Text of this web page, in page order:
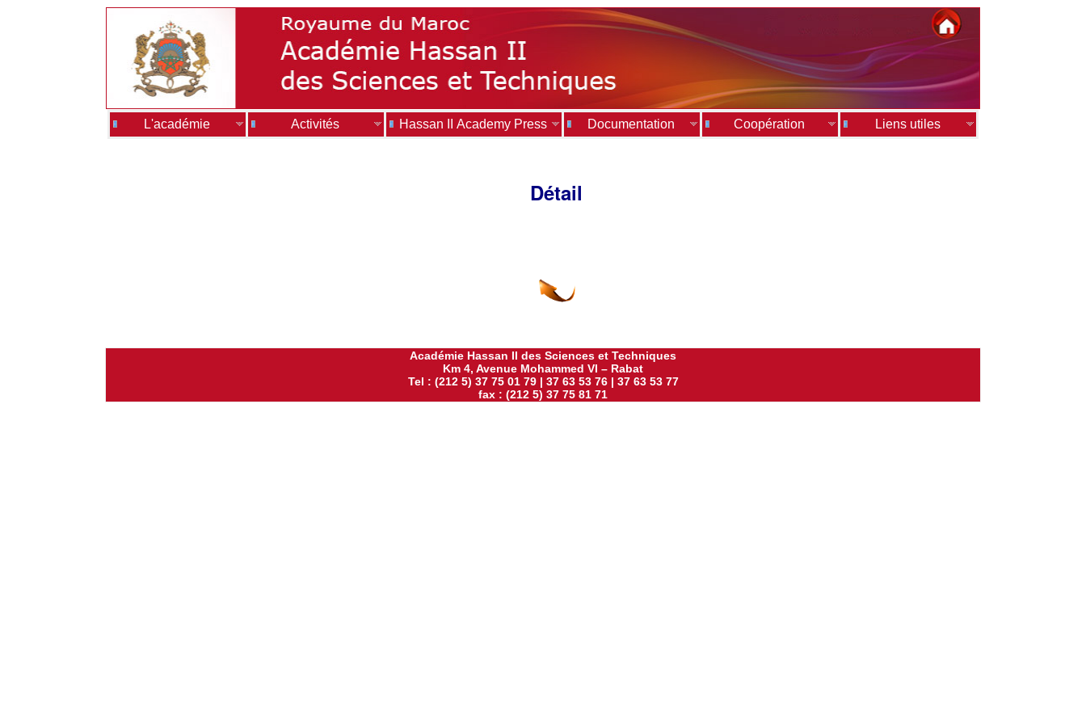
L'académie Activités Hassan II Academy Press Documentation Coopération Liens utiles
Détail
Académie Hassan II des Sciences et Techniques
Km 4, Avenue Mohammed VI – Rabat
Tel : (212 5) 37 75 01 79 | 37 63 53 76 | 37 63 53 77
fax : (212 5) 37 75 81 71